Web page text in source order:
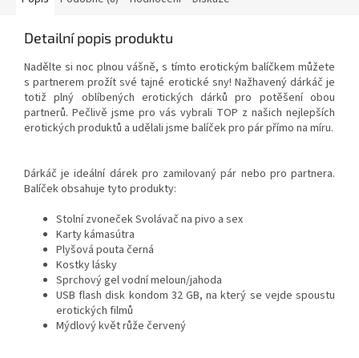
Detailní popis produktu
Nadělte si noc plnou vášně, s tímto erotickým balíčkem můžete
s partnerem prožít své tajné erotické sny! Nažhavený dárkáč je
totiž plný oblíbených erotických dárků pro potěšení obou
partnerů. Pečlivě jsme pro vás vybrali TOP z našich nejlepších
erotických produktů a udělali jsme balíček pro pár přímo na míru.
Dárkáč je ideální dárek pro zamilovaný pár nebo pro partnera.
Balíček obsahuje tyto produkty:
Stolní zvoneček Svolávač na pivo a sex
Karty kámasútra
Plyšová pouta černá
Kostky lásky
Sprchový gel vodní meloun/jahoda
USB flash disk kondom 32 GB, na který se vejde spoustu
erotických filmů
Mýdlový květ růže červený